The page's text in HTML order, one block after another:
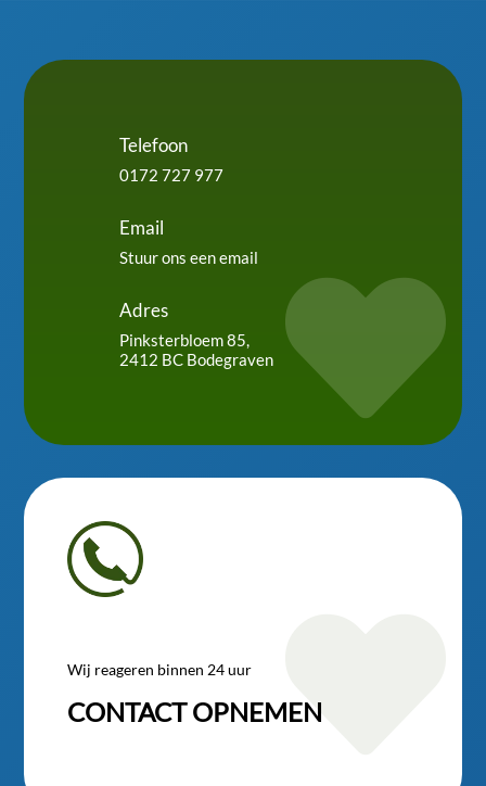
Telefoon
0172 727 977
Email
Stuur ons een email
Adres
Pinksterbloem 85,
2412 BC Bodegraven

Wij reageren binnen 24 uur
CONTACT OPNEMEN